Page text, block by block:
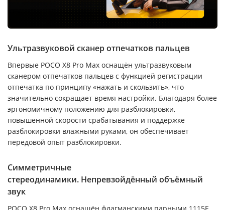
Ультразвуковой сканер отпечатков пальцев
Впервые POCO X8 Pro Max оснащён ультразвуковым
сканером отпечатков пальцев с функцией регистрации
отпечатка по принципу «нажать и скользить», что
значительно сокращает время настройки. Благодаря более
эргономичному положению для разблокировки,
повышенной скорости срабатывания и поддержке
разблокировки влажными руками, он обеспечивает
передовой опыт разблокировки.
Симметричные
стереодинамики. Непревзойдённый объёмный
звук